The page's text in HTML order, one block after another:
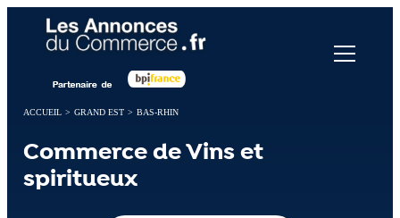
ACCUEIL > GRAND EST > BAS-RHIN
Commerce de Vins et
spiritueux
Panneau de gestion des cookies